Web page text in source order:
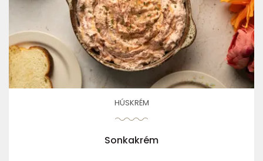
HÚSKRÉM
Sonkakrém